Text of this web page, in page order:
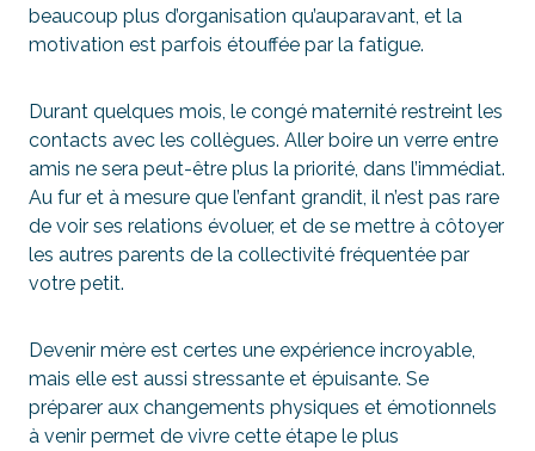
beaucoup plus d’organisation qu’auparavant, et la
motivation est parfois étouffée par la fatigue.
Durant quelques mois, le congé maternité restreint les
contacts avec les collègues. Aller boire un verre entre
amis ne sera peut-être plus la priorité, dans l’immédiat.
Au fur et à mesure que l’enfant grandit, il n’est pas rare
de voir ses relations évoluer, et de se mettre à côtoyer
les autres parents de la collectivité fréquentée par
votre petit.
Devenir mère est certes une expérience incroyable,
mais elle est aussi stressante et épuisante. Se
préparer aux changements physiques et émotionnels
à venir permet de vivre cette étape le plus